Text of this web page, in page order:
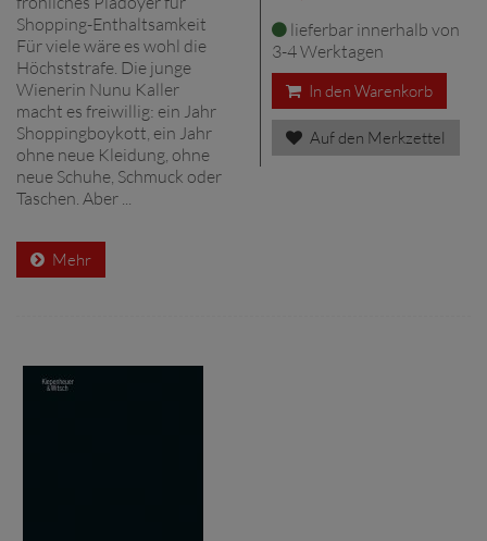
Shopping-Enthaltsamkeit
Für viele wäre es wohl die
Höchststrafe. Die junge
Wienerin Nunu Kaller
macht es freiwillig: ein Jahr
Shoppingboykott, ein Jahr
ohne neue Kleidung, ohne
neue Schuhe, Schmuck oder
Taschen. Aber ...
Mehr
lieferbar innerhalb von
3-4 Werktagen
In den Warenkorb
Auf den Merkzettel